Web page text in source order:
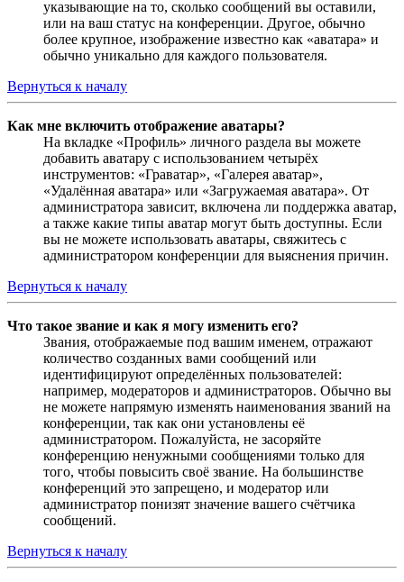
указывающие на то, сколько сообщений вы оставили,
или на ваш статус на конференции. Другое, обычно
более крупное, изображение известно как «аватара» и
обычно уникально для каждого пользователя.
Вернуться к началу
Как мне включить отображение аватары?
На вкладке «Профиль» личного раздела вы можете
добавить аватару с использованием четырёх
инструментов: «Граватар», «Галерея аватар»,
«Удалённая аватара» или «Загружаемая аватара». От
администратора зависит, включена ли поддержка аватар,
а также какие типы аватар могут быть доступны. Если
вы не можете использовать аватары, свяжитесь с
администратором конференции для выяснения причин.
Вернуться к началу
Что такое звание и как я могу изменить его?
Звания, отображаемые под вашим именем, отражают
количество созданных вами сообщений или
идентифицируют определённых пользователей:
например, модераторов и администраторов. Обычно вы
не можете напрямую изменять наименования званий на
конференции, так как они установлены её
администратором. Пожалуйста, не засоряйте
конференцию ненужными сообщениями только для
того, чтобы повысить своё звание. На большинстве
конференций это запрещено, и модератор или
администратор понизят значение вашего счётчика
сообщений.
Вернуться к началу